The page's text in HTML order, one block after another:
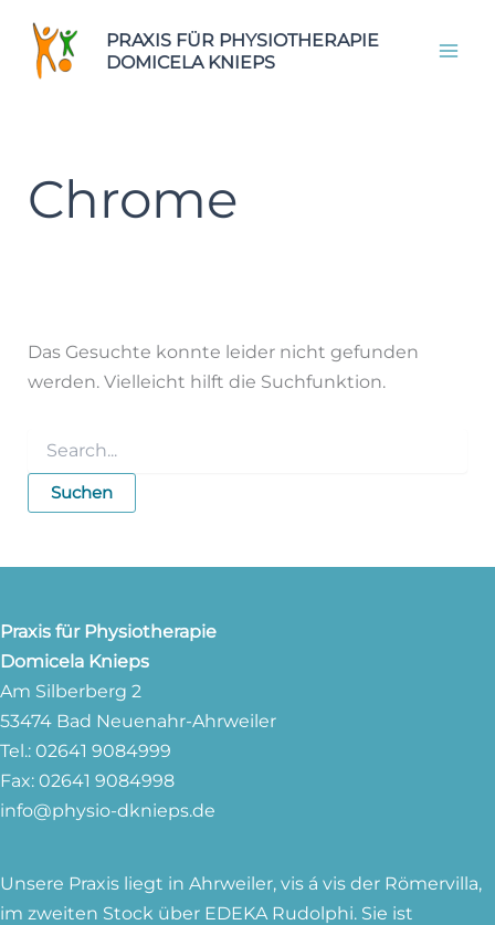
Inhalt
springen
Navigation
springen
Inhalt
springen
PRAXIS FÜR PHYSIOTHERAPIE
DOMICELA KNIEPS
Chrome
Das Gesuchte konnte leider nicht gefunden
werden. Vielleicht hilft die Suchfunktion.
Suchen
nach:
Praxis für Physiotherapie
Domicela Knieps
Am Silberberg 2
53474 Bad Neuenahr-Ahrweiler
Tel.: 02641 9084999
Fax: 02641 9084998
info@physio-dknieps.de
Unsere Praxis liegt in Ahrweiler, vis á vis der Römervilla,
im zweiten Stock über EDEKA Rudolphi. Sie ist